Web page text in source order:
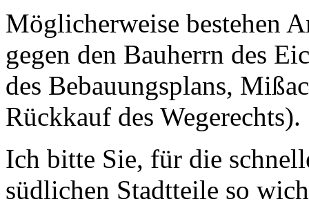
Möglicherweise bestehen
gegen den Bauherrn des
des Bebauungsplans,
Rückkauf des Wegerechts).
Ich bitte Sie, für die
südlichen Stadtteile so